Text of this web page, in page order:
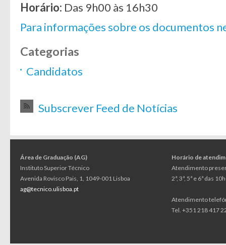
Horário: Das 9h00 às 16h30
Para informações sobre os documentos
Categorias
Candidatos
Subscrever Feed de Notícias
Área de Graduação (AG)
Instituto Superior Técnico
Avenida Rovisco Pais, 1, 1049-001 Lisboa
ag@tecnico.ulisboa.pt
Horário de
Atendimento
2ª, 3ª, 5ª e 6ª das
Atendimento
Tel. +351 218 417